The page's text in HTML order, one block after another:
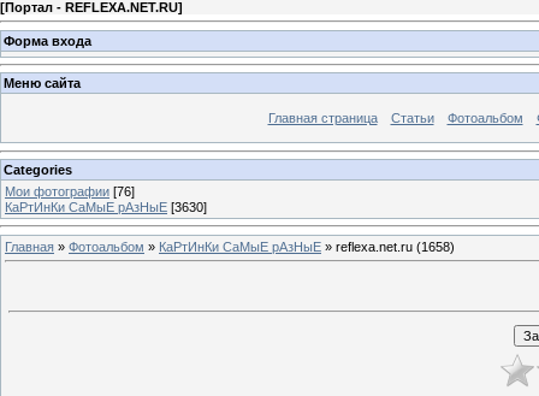
[Портал - REFLEXA.NET.RU]
Форма входа
Меню сайта
Главная страница Статьи Фотоальбом
Categories
Мои фотографии [76]
КаРтИнКи СаМыЕ рАзНыЕ [3630]
Главная » Фотоальбом » КаРтИнКи СаМыЕ рАзНыЕ » reflexa.net.ru (1658)